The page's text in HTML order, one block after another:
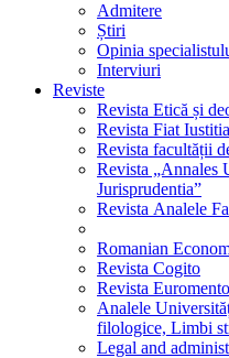
Admitere
Știri
Opinia
Interviuri
Reviste
Revista Etică și
Revista Fiat Iustitia
Revista facultății
Revista „Annales
Jurisprudentia”
Revista Analele
Romanian
Revista Cogito
Revista
Analele
filologice, Limbi
Legal and